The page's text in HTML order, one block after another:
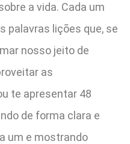
a vida. Cada um
palavras lições que, se
nosso jeito de
as
te apresentar 48
de forma clara e
um e mostrando